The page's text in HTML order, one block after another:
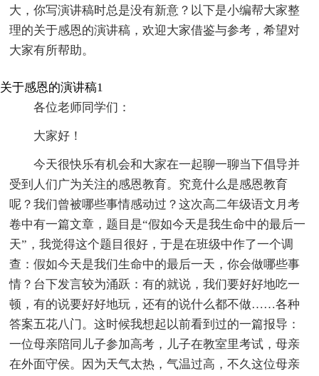
大，你写演讲稿时总是没有新意？以下是小编帮大家整
理的关于感恩的演讲稿，欢迎大家借鉴与参考，希望对
大家有所帮助。
关于感恩的演讲稿1
各位老师同学们：
大家好！
今天很快乐有机会和大家在一起聊一聊当下倡导并
受到人们广为关注的感恩教育。究竟什么是感恩教育
呢？我们曾被哪些事情感动过？这次高二年级语文月考
卷中有一篇文章，题目是“假如今天是我生命中的最后一
天”，我觉得这个题目很好，于是在班级中作了一个调
查：假如今天是我们生命中的最后一天，你会做哪些事
情？台下发言较为涌跃：有的就说，我们要好好地吃一
顿，有的说要好好地玩，还有的说什么都不做……各种
答案五花八门。这时候我想起以前看到过的一篇报导：
一位母亲陪同儿子参加高考，儿子在教室里考试，母亲
在外面守侯。因为天气太热，气温过高，不久这位母亲